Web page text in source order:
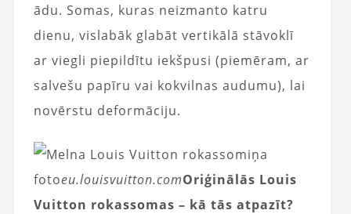
ādu. Somas, kuras neizmanto katru
dienu, vislabāk glabāt vertikālā stāvoklī
ar viegli piepildītu iekšpusi (piemēram, ar
salvešu papīru vai kokvilnas audumu), lai
novērstu deformāciju.
fotoeu.louisvuitton.comOriģinālās Louis
Vuitton rokassomas – kā tās atpazīt?